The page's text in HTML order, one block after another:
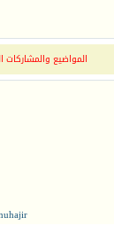
المواضيع والمشاركات